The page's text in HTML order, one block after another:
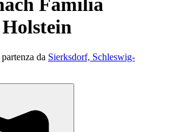
Familia
da Sierksdorf, Schleswig-